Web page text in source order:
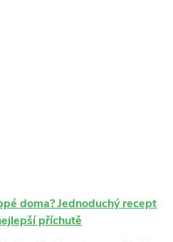
doma? Jednoduchý recept
příchutě